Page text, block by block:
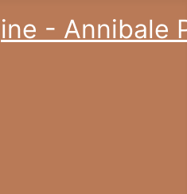
- Annibale